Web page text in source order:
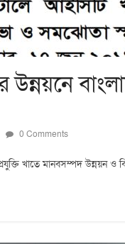
উন্নয়নে
0 Comments
খাতে মানবসম্পদ উন্নয়ন